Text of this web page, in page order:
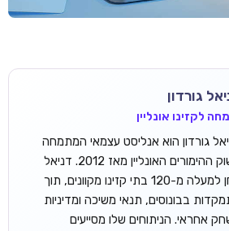
גורדון
לקזינו אונליין
גורדון הוא אנליסט עצמאי המתמחה
בשוק ההימורים האונליין מאז 2012. דניאל
בחן למעלה מ-120 בתי קזינו מקוונים, תוך
בבונוסים, תנאי משיכה ומדיניות
אחראי. הניתוחים שלו מסייעים